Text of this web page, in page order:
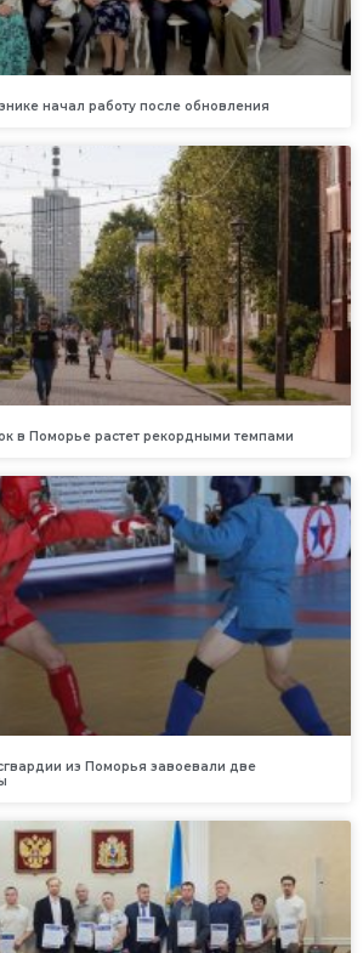
начал работу после обновления
в Поморье растет рекордными темпами
из Поморья завоевали две